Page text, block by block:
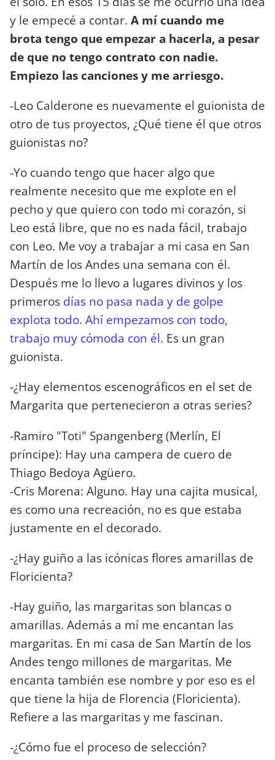
y le empecé a contar. A mí cuando me
brota tengo que empezar a hacerla, a pesar
de que no tengo contrato con nadie.
Empiezo las canciones y me arriesgo.
-Leo Calderone es nuevamente el guionista de
otro de tus proyectos, ¿Qué tiene él que otros
guionistas no?
-Yo cuando tengo que hacer algo que
realmente necesito que me explote en el
pecho y que quiero con todo mi corazón, si
Leo está libre, que no es nada fácil, trabajo
con Leo. Me voy a trabajar a mi casa en San
Martín de los Andes una semana con él.
Después me lo llevo a lugares divinos y los
primeros días no pasa nada y de golpe
explota todo. Ahí empezamos con todo,
trabajo muy cómoda con él. Es un gran
guionista.
-¿Hay elementos escenográficos en el set de
Margarita que pertenecieron a otras series?
-Ramiro "Toti" Spangenberg (Merlín, El
príncipe): Hay una campera de cuero de
Thiago Bedoya Agüero.
-Cris Morena: Alguno. Hay una cajita musical,
es como una recreación, no es que estaba
justamente en el decorado.
-¿Hay guiño a las icónicas flores amarillas de
Floricienta?
-Hay guiño, las margaritas son blancas o
amarillas. Además a mí me encantan las
margaritas. En mi casa de San Martín de los
Andes tengo millones de margaritas. Me
encanta también ese nombre y por eso es el
que tiene la hija de Florencia (Floricienta).
Refiere a las margaritas y me fascinan.
-¿Cómo fue el proceso de selección?